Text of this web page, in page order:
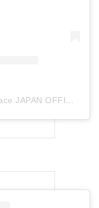
A post shared by babyface JAPAN OFFICIAL (@babyface_japan)